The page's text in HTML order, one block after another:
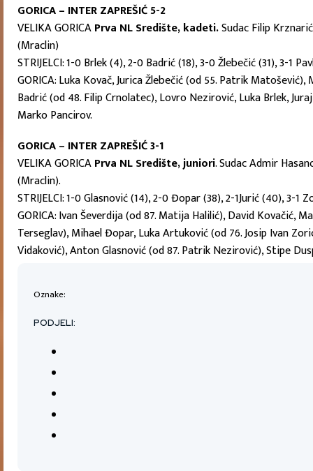
GORICA – INTER ZAPREŠIĆ 5-2
VELIKA GORICAPrva NL Središte, kadeti.Sudac Filip
(Mraclin)
STRIJELCI: 1-0 Brlek (4), 2-0 Badrić (18), 3-0 Žlebečić (31), 3-1
GORICA: Luka Kovač, Jurica Žlebečić (od 55. Patrik
Badrić (od 48. Filip Crnolatec), Lovro Nezirović, Luka Brlek,
Marko Pancirov.
GORICA – INTER ZAPREŠIĆ 3-1
VELIKA GORICAPrva NL Središte, juniori. Sudac Admir
(Mraclin).
STRIJELCI: 1-0 Glasnović (14), 2-0 Đopar (38), 2-1Jurić (40), 3-1
GORICA: Ivan Ševerdija (od 87. Matija Halilić), David Kovačić,
Terseglav), Mihael Đopar, Luka Artuković (od 76. Josip Ivan
Vidaković), Anton Glasnović (od 87. Patrik Nezirović), Stipe
Oznake:
PODJELI: